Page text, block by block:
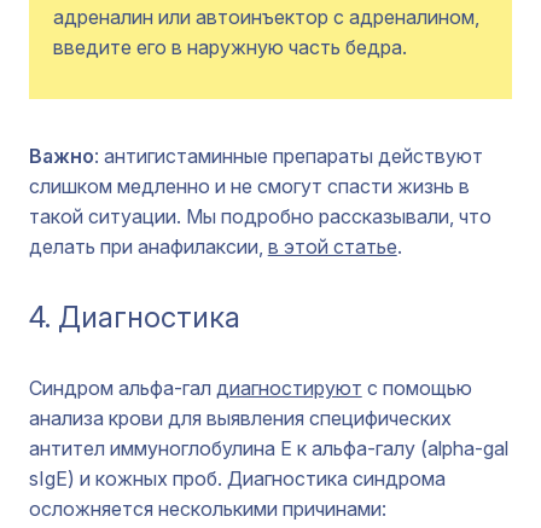
адреналин или автоинъектор с адреналином,
введите его в наружную часть бедра.
Важно: антигистаминные препараты действуют
слишком медленно и не смогут спасти жизнь в
такой ситуации. Мы подробно рассказывали, что
делать при анафилаксии, в этой статье.
4. Диагностика
Синдром альфа-гал диагностируют с помощью
анализа крови для выявления специфических
антител иммуноглобулина Е к альфа-галу (alpha-gal
sIgE) и кожных проб. Диагностика синдрома
осложняется несколькими причинами: